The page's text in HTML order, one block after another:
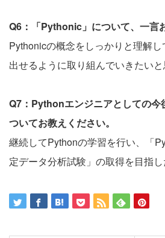
Q6：「Pythonic」について、一言
Pythonicの概念をしっかりと理解
出せるように取り組んでいきたいと
Q7：Pythonエンジニアとしての今
ついてお教えください。
継続してPythonの学習を行い、「
定データ分析試験」の取得を目指し